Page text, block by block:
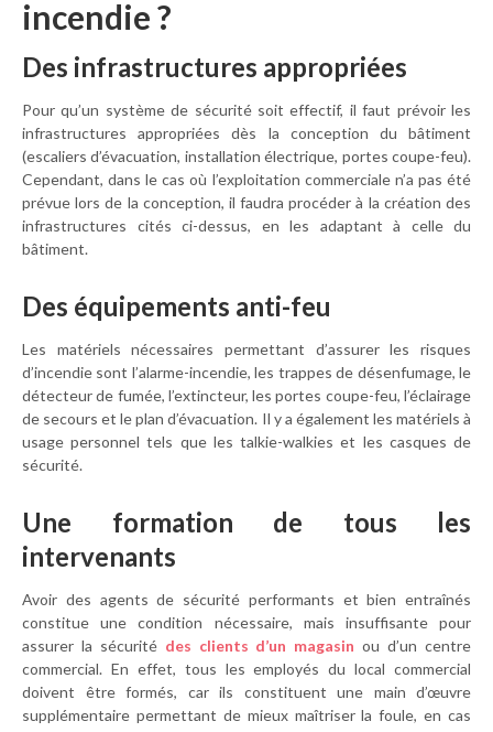
incendie ?
Des infrastructures appropriées
Pour qu’un système de sécurité soit effectif, il faut prévoir les
infrastructures appropriées dès la conception du bâtiment
(escaliers d’évacuation, installation électrique, portes coupe-feu).
Cependant, dans le cas où l’exploitation commerciale n’a pas été
prévue lors de la conception, il faudra procéder à la création des
infrastructures cités ci-dessus, en les adaptant à celle du
bâtiment.
Des équipements anti-feu
Les matériels nécessaires permettant d’assurer les risques
d’incendie sont l’alarme-incendie, les trappes de désenfumage, le
détecteur de fumée, l’extincteur, les portes coupe-feu, l’éclairage
de secours et le plan d’évacuation. Il y a également les matériels à
usage personnel tels que les talkie-walkies et les casques de
sécurité.
Une formation de tous les
intervenants
Avoir des agents de sécurité performants et bien entraînés
constitue une condition nécessaire, mais insuffisante pour
assurer la sécurité des clients d’un magasin ou d’un centre
commercial. En effet, tous les employés du local commercial
doivent être formés, car ils constituent une main d’œuvre
supplémentaire permettant de mieux maîtriser la foule, en cas